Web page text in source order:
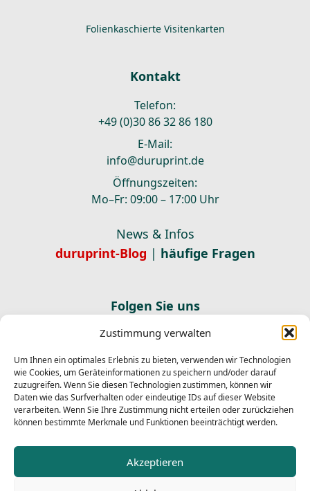
Zustimmung verwalten
Um Ihnen ein optimales Erlebnis zu bieten, verwenden wir Technologien
wie Cookies, um Geräteinformationen zu speichern und/oder darauf
zuzugreifen. Wenn Sie diesen Technologien zustimmen, können wir
Daten wie das Surfverhalten oder eindeutige IDs auf dieser Website
verarbeiten. Wenn Sie Ihre Zustimmung nicht erteilen oder zurückziehen
können bestimmte Merkmale und Funktionen beeinträchtigt werden.
Akzeptieren
Folienkaschierte Visitenkarten
Kontakt
Telefon:
+49 (0)30 86 32 86 180
E-Mail:
info@duruprint.de
Öffnungszeiten:
Mo–Fr: 09:00 – 17:00 Uhr
News & Infos
duruprint-Blog | häufige Fragen
Folgen Sie uns
Newsletter abonnieren
E-Mail
Abonnieren
Ich habe dieDatenschutzerklärunggelesen und stimme
der Verarbeitung meiner Daten zum Versand des
Newsletters zu.
E-Mail
Abmelden